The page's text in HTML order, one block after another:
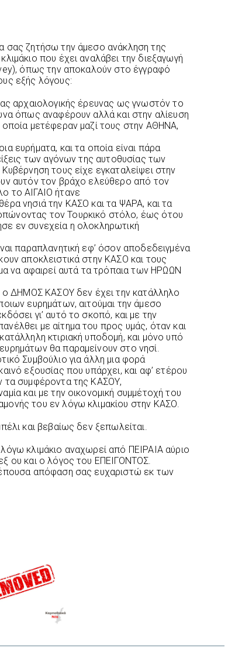
σας ζητήσω την άμεσο ανάκληση της
που έχει αναλάβει την διεξαγωγή
όπως την αποκαλούν στο έγγραφό
εξής λόγους:
αρχαιολογικής έρευνας ως γνωστόν το
όπως αναφέρουν αλλά και στην αλίευση
μετέφεραν μαζί τους στην ΑΘΗΝΑ,
ευρήματα, και τα οποία είναι πάρα
των αγόνων της αυτοθυσίας των
τους είχε εγκαταλείψει στην
αυτόν τον βράχο ελεύθερο από τον
το ΑΙΓΑΙΟ ήτανε
νησιά την ΚΑΣΟ και τα ΨΑΡΑ, και τα
τον Τουρκικό στόλο, έως ότου
εν συνεχεία η ολοκληρωτική
παραπλανητική εφ’ όσον αποδεδειγμένα
αποκλειστικά στην ΚΑΣΟ και τους
να αφαιρεί αυτά τα τρόπαια των ΗΡΩΩΝ
ο ΔΗΜΟΣ ΚΑΣΟΥ δεν έχει την κατάλληλο
ευρημάτων, αιτούμαι την άμεσο
γι’ αυτό το σκοπό, και με την
με αίτημα του προς υμάς, όταν και
κτιριακή υποδομή, και μόνο υπό
θα παραμείνουν στο νησί.
Συμβούλιο για άλλη μια φορά
εξουσίας που υπάρχει, και αφ’ ετέρου
τα συμφέροντα της ΚΑΣΟΥ,
και με την οικονομική συμμέτοχή του
του εν λόγω κλιμακίου στην ΚΑΣΟ.
και βεβαίως δεν ξεπωλείται.
κλιμάκιο αναχωρεί από ΠΕΙΡΑΙΑ αύριο
ου και ο λόγος του ΕΠΕΙΓΟΝΤΟΣ.
απόφαση σας ευχαριστώ εκ των